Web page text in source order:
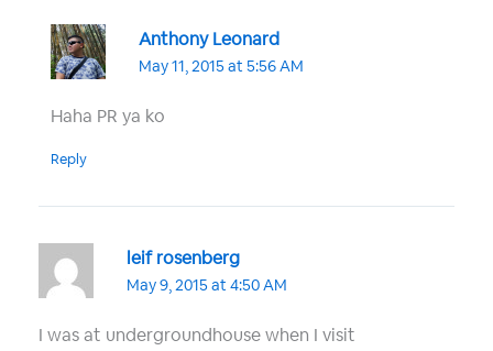
Anthony Leonard
May 11, 2015 at 5:56 AM
Haha PR ya ko
Reply
leif rosenberg
May 9, 2015 at 4:50 AM
I was at undergroundhouse when I visit